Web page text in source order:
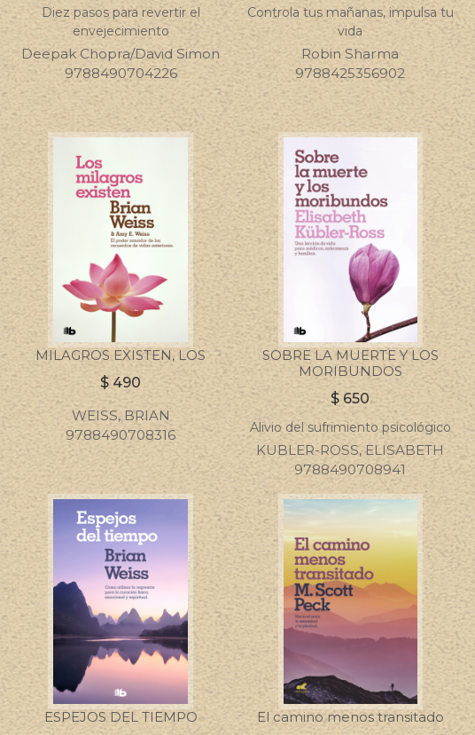
Diez pasos para revertir el
envejecimiento
Deepak Chopra/David Simon
9788490704226
Controla tus mañanas, impulsa tu
vida
Robin Sharma
9788425356902
MILAGROS EXISTEN, LOS
$490
WEISS, BRIAN
9788490708316
SOBRE LA MUERTE Y LOS
MORIBUNDOS
$ 650
Alivio del sufrimiento psicológico
KUBLER-ROSS, ELISABETH
9788490708941
ESPEJOS DEL TIEMPO
El camino menos transitado